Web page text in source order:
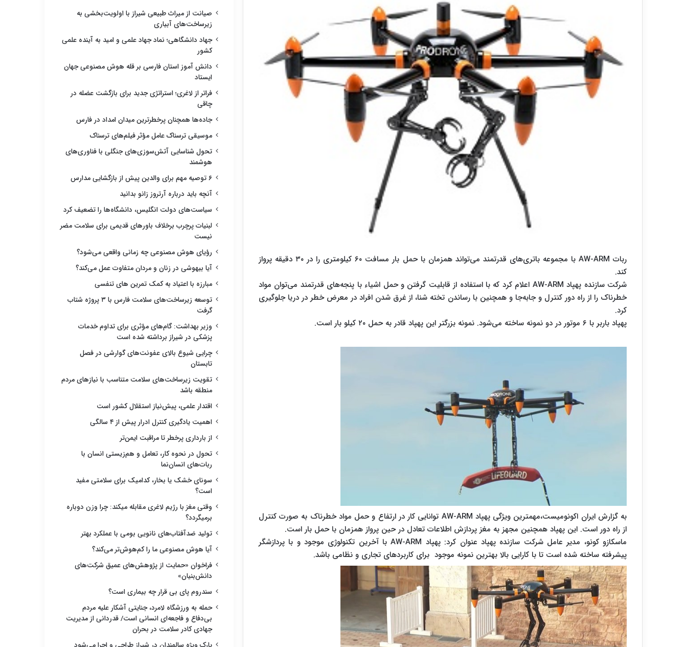
ربات AW-ARM با مجموعه باتری‌های قدرتمند می‌تواند همزمان با حمل بار مسافت ۶۰ کیلومتری را در ۳۰ دقیقه پرواز
کند.
شرکت سازنده پهپاد AW-ARM اعلام کرد که با استفاده از قابلیت گرفتن و حمل اشیاء با پنجه‌های قدرتمند می‌توان مواد
خطرناک را از راه دور کنترل و جابه‌جا و همچنین با رساندن تخته شنا، از غرق شدن افراد در معرض خطر در دریا جلوگیری
کرد.
پهپاد باربر با ۶ موتور در دو نمونه ساخته می‌شود. نمونه بزرگتر این پهپاد قادر به حمل ۲۰ کیلو بار است.
به گزارش ایران اکونومیست،مهمترین ویژگی پهپاد AW-ARM توانایی کار در ارتفاع و حمل مواد خطرناک به صورت کنترل
از راه دور است. این پهپاد همچنین مجهز به مغز پردازش اطلاعات تعادل در حین پرواز همزمان با حمل بار است.
ماسکازو کونو، مدیر عامل شرکت سازنده پهپاد عنوان کرد: پهپاد AW-ARM با آخرین تکنولوژی موجود و با پردازشگر
پیشرفته ساخته شده است تا با کارایی بالا بهترین نمونه موجود برای کاربردهای تجاری و نظامی باشد.
صیانت از میراث طبیعی شیراز با اولویت‌بخشی به
زیرساخت‌های آبیاری
جهاد دانشگاهی؛ نماد جهاد علمی و امید به آینده علمی
کشور
دانش آموز استان فارسی بر قله هوش مصنوعی جهان
ایستاد
فراتر از لاغری؛ استراتژی جدید برای بازگشت عضله در
چاقی
جاده‌ها همچنان پرخطرترین میدان امداد در فارس
موسیقی ترسناک عامل مؤثر فیلم‌های ترسناک
تحول شناسایی آتش‌سوزی‌های جنگلی با فناوری‌های
هوشمند
۶ توصیه مهم برای والدین پیش از بازگشایی مدارس
آنچه باید درباره آرتروز زانو بدانید
سیاست‌های دولت انگلیس، دانشگاه‌ها را تضعیف کرد
لبنیات پرچرب برخلاف باورهای قدیمی برای سلامت مضر
نیست
رؤیای هوش مصنوعی چه زمانی واقعی می‌شود؟
آیا بیهوشی در زنان و مردان متفاوت عمل می‌کند؟
مبارزه با اعتیاد به کمک تمرین های تنفسی
توسعه زیرساخت‌های سلامت فارس با ۳ پروژه شتاب
گرفت
وزیر بهداشت: گام‌های مؤثری برای تداوم خدمات
پزشکی در شیراز برداشته شده است
چرایی شیوع بالای عفونت‌های گوارشی در فصل
تابستان
تقویت زیرساخت‌های سلامت متناسب با نیازهای مردم
منطقه باشد
اقتدار علمی، پیش‌نیاز استقلال کشور است
اهمیت یادگیری کنترل ادرار پیش از ۴ سالگی
از بارداری پرخطر تا مراقبت ایمن‌تر
تحول در نحوه کار، تعامل و هم‌زیستی انسان با
ربات‌های انسان‌نما
سونای خشک یا بخار، کدامیک برای سلامتی مفید
است؟
وقتی مغز با رژیم لاغری مقابله میکند: چرا وزن دوباره
برمیگردد؟
تولید ضدآفتاب‌های نانویی بومی با عملکرد بهتر
آیا هوش مصنوعی ما را کم‌هوش‌تر می‌کند؟
فراخوان «حمایت از پژوهش‌های عمیق شرکت‌های
دانش‌بنیان»
سندروم پای بی قرار چه بیماری است؟
حمله به ورزشگاه لامرد، جنایتی آشکار علیه مردم
بی‌دفاع و فاجعه‌ای انسانی است/ قدردانی از مدیریت
جهادی کادر سلامت در بحران